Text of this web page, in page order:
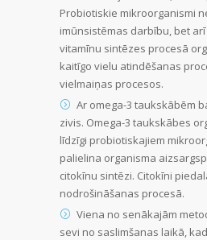
Probiotiskie mikroorganismi
imūnsistēmas darbību, bet
vitamīnu sintēzes procesā
kaitīgo vielu atindēšanas
vielmaiņas procesos.
Ar omega-3 taukskābēm
zivis. Omega-3 taukskābes
līdzīgi probiotiskajiem
palielina organisma
citokīnu sintēzi. Citokīni
nodrošināšanas procesā.
Viena no senākajām
sevi no saslimšanas laikā,